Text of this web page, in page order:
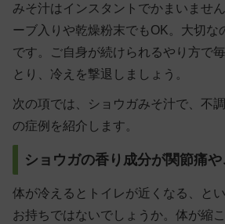
みそ汁はインスタントでかまいませ
ーブ入りや乾燥粉末でもOK。大切な
です。ご自身が続けられるやり方で
とり、冷えを撃退しましょう。
次の項では、ショウガみそ汁で、不
の症例を紹介します。
ショウガの香り成分が関節痛
体が冷えるとトイレが近くなる、と
お持ちではないでしょうか。体が縮